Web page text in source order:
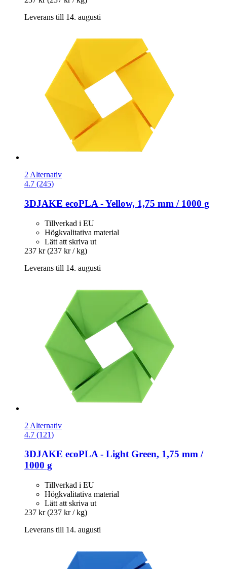
Leverans till 14. augusti
2 Alternativ
4.7 (245)
3DJAKE ecoPLA -​ Yellow, 1,75 mm / 1000 g
Tillverkad i EU
Högkvalitativa material
Lätt att skriva ut
237 kr (237 kr / kg)
Leverans till 14. augusti
2 Alternativ
4.7 (121)
3DJAKE ecoPLA -​ Light Green, 1,75 mm /
1000 g
Tillverkad i EU
Högkvalitativa material
Lätt att skriva ut
237 kr (237 kr / kg)
Leverans till 14. augusti